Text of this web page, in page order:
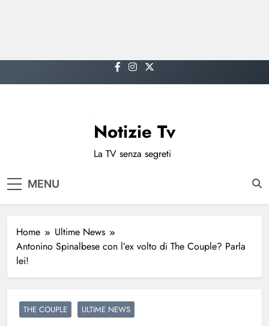
to
Notizie Tv
La TV senza segreti
MENU
Home
Ultime News
Antonino Spinalbese con l’ex volto di The Couple? Parla
lei!
THE COUPLE ULTIME NEWS